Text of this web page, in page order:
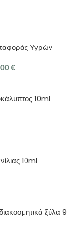
Υγρών
€
10ml
10ml
ξύλα 9